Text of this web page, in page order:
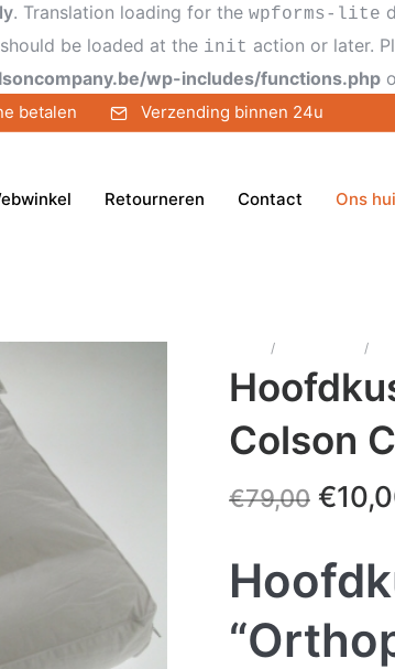
. Translation loading for the wpforms-lite
be loaded at the init action or later.
wp-includes/functions.php
betalen Verzending binnen 24u
Retourneren Contact Ons
/ /
Colson
€79,00 €